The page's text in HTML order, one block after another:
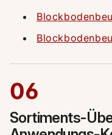
06
Sortiments-